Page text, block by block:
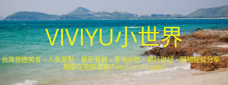
VIVIYU小世界
台灣旅遊美食、人氣景點、最新餐廳、各地小吃、旅行遊記、購物經驗分享．
桃園在地部落客(Taoyuan Blogger)